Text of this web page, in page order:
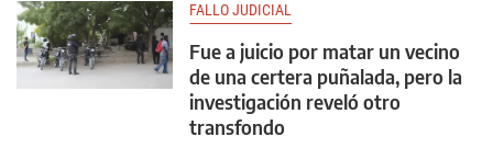
FALLO JUDICIAL
Fue a juicio por matar un vecino
de una certera puñalada, pero la
investigación reveló otro
transfondo